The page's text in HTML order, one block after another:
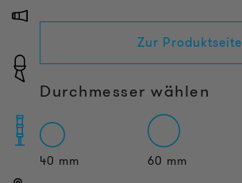
Zur Produktseite
Durchmesser wählen
40 mm 60 mm